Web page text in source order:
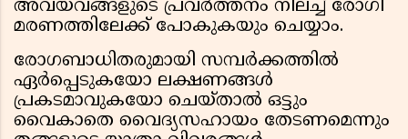
അവയവങ്ങളുടെ പ്രവർത്തനം നിലച്ച് രോഗി
മരണത്തിലേക്ക് പോകുകയും ചെയ്യാം.
രോഗബാധിതരുമായി സമ്പർക്കത്തിൽ
ഏർപ്പെടുകയോ ലക്ഷണങ്ങൾ
പ്രകടമാവുകയോ ചെയ്താൽ ഒട്ടും
വൈകാതെ വൈദ്യസഹായം തേടണമെന്നും